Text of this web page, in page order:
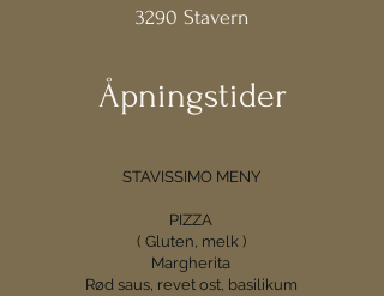
3290 Stavern
Åpningstider
STAVISSIMO MENY
PIZZA
( Gluten, melk )
Margherita
Rød saus, revet ost, basilikum